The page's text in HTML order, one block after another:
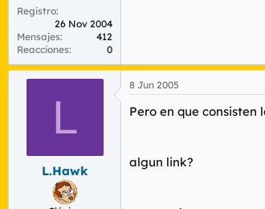
Registro
26 Nov 2004
Mensajes
412
Reacciones
0
L
L.Hawk
8 Jun 2005
Pero en que consisten
algun link?